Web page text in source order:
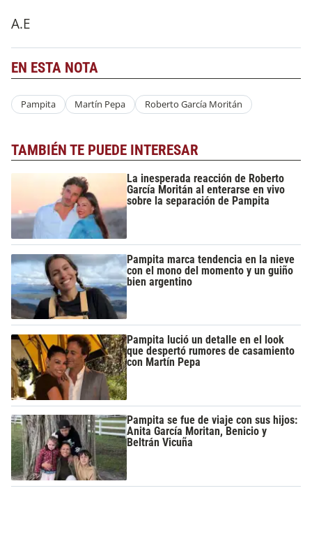
A.E
EN ESTA NOTA
Pampita Martín Pepa Roberto García Moritán
TAMBIÉN TE PUEDE INTERESAR
La inesperada reacción de Roberto
García Moritán al enterarse en vivo
sobre la separación de Pampita
Pampita marca tendencia en la nieve
con el mono del momento y un guiño
bien argentino
Pampita lució un detalle en el look
que despertó rumores de casamiento
con Martín Pepa
Pampita se fue de viaje con sus hijos:
Anita García Moritan, Benicio y
Beltrán Vicuña